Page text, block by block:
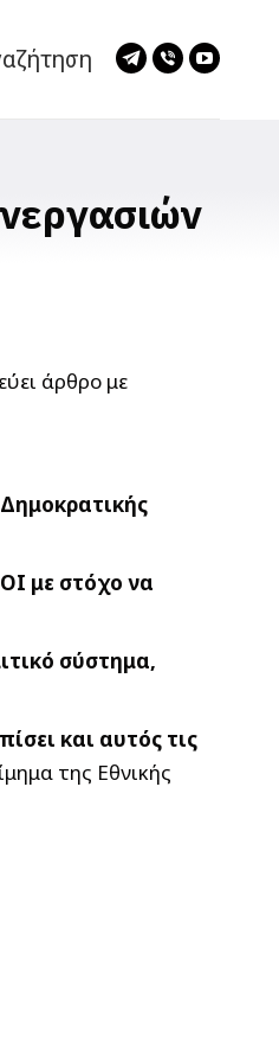
Telegram
new
window
Viber
new
window
άρθρο με
με στόχο να
σύστημα,
και αυτός τις
της Εθνικής